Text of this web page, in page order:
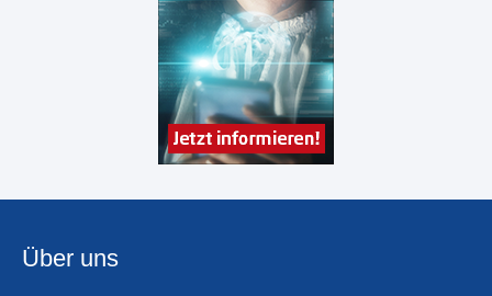
Über uns